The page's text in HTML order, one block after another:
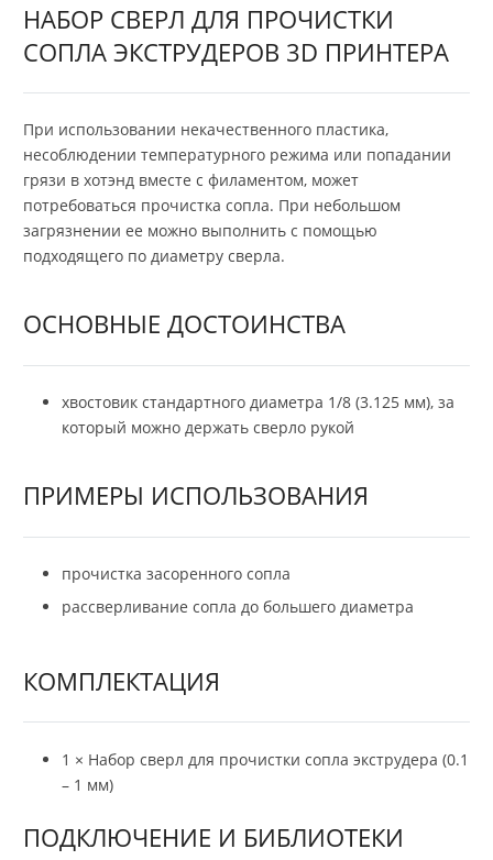
НАБОР СВЕРЛ ДЛЯ ПРОЧИСТКИ
СОПЛА ЭКСТРУДЕРОВ 3D ПРИНТЕРА
При использовании некачественного пластика,
несоблюдении температурного режима или попадании
грязи в хотэнд вместе с филаментом, может
потребоваться прочистка сопла. При небольшом
загрязнении ее можно выполнить с помощью
подходящего по диаметру сверла.
ОСНОВНЫЕ ДОСТОИНСТВА
хвостовик стандартного диаметра 1/8 (3.125 мм), за
который можно держать сверло рукой
ПРИМЕРЫ ИСПОЛЬЗОВАНИЯ
прочистка засоренного сопла
рассверливание сопла до большего диаметра
КОМПЛЕКТАЦИЯ
1 × Набор сверл для прочистки сопла экструдера (0.1
– 1 мм)
ПОДКЛЮЧЕНИЕ И БИБЛИОТЕКИ